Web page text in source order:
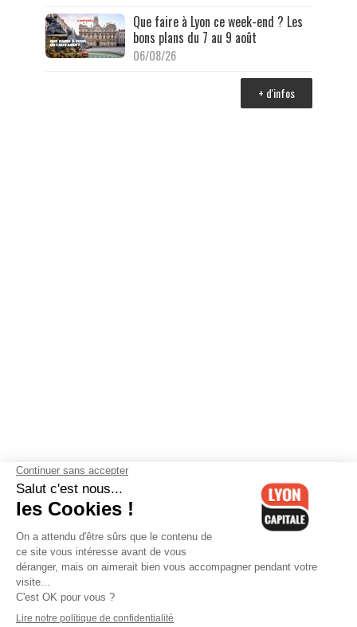
Que faire à Lyon ce week-end ? Les
bons plans du 7 au 9 août
06/08/26
+ d'infos